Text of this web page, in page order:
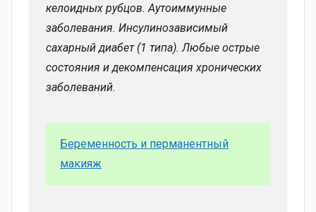
келоидных рубцов. Аутоиммунные
заболевания. Инсулинозависимый
сахарный диабет (1 типа). Любые острые
состояния и декомпенсация хронических
заболеваний.
Беременность и перманентный
макияж